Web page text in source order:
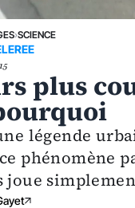
›SCIENCE
plus
légende
phénomène